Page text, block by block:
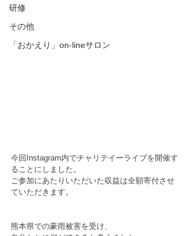
研修
その他
「おかえり」on-lineサロン
今回Instagram内でチャリテイーライブを開催す
ることにしました。
ご参加にあたりいただいた収益は全額寄付させ
ていただきます。
熊本県での豪雨被害を受け、